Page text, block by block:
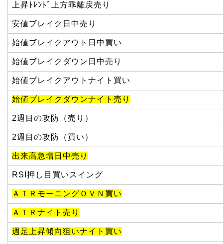
上昇ﾄﾚﾝﾄﾞ上方乖離戻売り
安値ブレイク日中売り
始値ブレイクアウト日中買い
始値ブレイクダウン日中売り
始値ブレイクアウトナイト買い
始値ブレイクダウンナイト売り
2週目の攻防（売り）
2週目の攻防（買い）
出来高急増日中売り
RSI押し目買いスイング
ＡＴＲモーニングＯＶＮ買い
ＡＴＲナイト売り
週足上昇傾向狙いナイト買い